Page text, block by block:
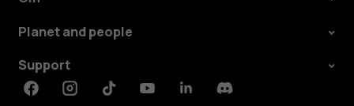
Planet and people
Support
FacebookInstagramTiktokYoutubeLinkedinDiscord